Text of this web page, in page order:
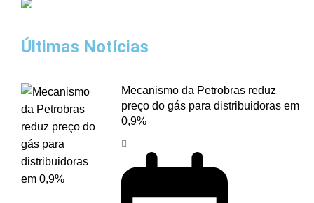
Últimas Notícias
Mecanismo da Petrobras reduz
preço do gás para distribuidoras em
0,9%